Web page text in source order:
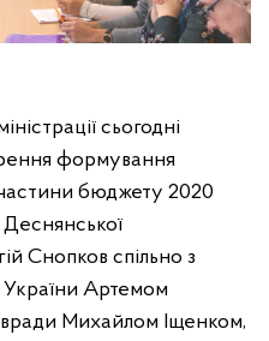
сьогодні
формування
бюджету 2020
Деснянської
Снопков спільно з
України Артемом
Михайлом Іщенком,